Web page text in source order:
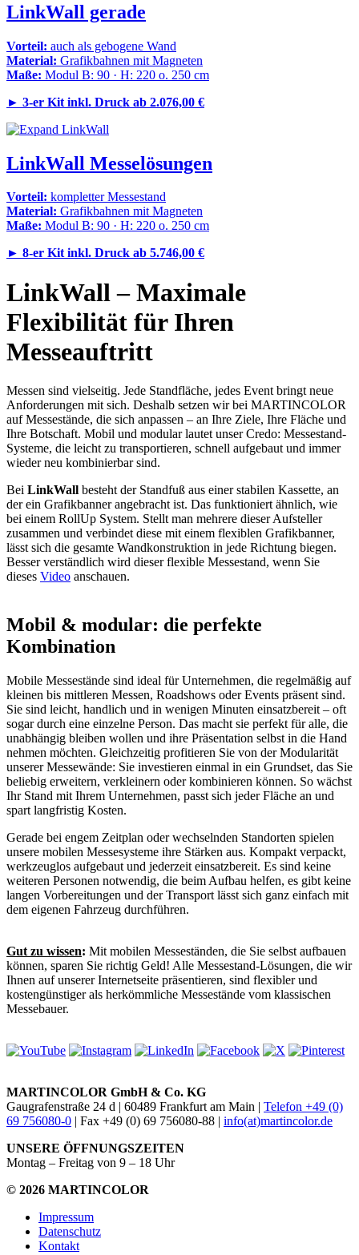
LinkWall gerade
Vorteil: auch als gebogene Wand
Material: Grafikbahnen mit Magneten
Maße: Modul B: 90 · H: 220 o. 250 cm
► 3-er Kit inkl. Druck ab 2.076,00 €
LinkWall Messelösungen
Vorteil: kompletter Messestand
Material: Grafikbahnen mit Magneten
Maße: Modul B: 90 · H: 220 o. 250 cm
► 8-er Kit inkl. Druck ab 5.746,00 €
LinkWall – Maximale
Flexibilität für Ihren
Messeauftritt
Messen sind vielseitig. Jede Standfläche, jedes Event bringt neue
Anforderungen mit sich. Deshalb setzen wir bei MARTINCOLOR
auf Messestände, die sich anpassen – an Ihre Ziele, Ihre Fläche und
Ihre Botschaft. Mobil und modular lautet unser Credo: Messestand-
Systeme, die leicht zu transportieren, schnell aufgebaut und immer
wieder neu kombinierbar sind.
Bei LinkWall besteht der Standfuß aus einer stabilen Kassette, an
der ein Grafikbanner angebracht ist. Das funktioniert ähnlich, wie
bei einem RollUp System. Stellt man mehrere dieser Aufsteller
zusammen und verbindet diese mit einem flexiblen Grafikbanner,
lässt sich die gesamte Wandkonstruktion in jede Richtung biegen.
Besser verständlich wird dieser flexible Messestand, wenn Sie
dieses Video anschauen.
Mobil & modular: die perfekte
Kombination
Mobile Messestände sind ideal für Unternehmen, die regelmäßig auf
kleinen bis mittleren Messen, Roadshows oder Events präsent sind.
Sie sind leicht, handlich und in wenigen Minuten einsatzbereit – oft
sogar durch eine einzelne Person. Das macht sie perfekt für alle, die
unabhängig bleiben wollen und ihre Präsentation selbst in die Hand
nehmen möchten. Gleichzeitig profitieren Sie von der Modularität
unserer Messewände: Sie investieren einmal in ein Grundset, das Sie
beliebig erweitern, verkleinern oder kombinieren können. So wächst
Ihr Stand mit Ihrem Unternehmen, passt sich jeder Fläche an und
spart langfristig Kosten.
Gerade bei engem Zeitplan oder wechselnden Standorten spielen
unsere mobilen Messesysteme ihre Stärken aus. Kompakt verpackt,
werkzeuglos aufgebaut und jederzeit einsatzbereit. Es sind keine
weiteren Personen notwendig, die beim Aufbau helfen, es gibt keine
langen Vorbereitungen und der Transport lässt sich ganz einfach mit
dem eigenen Fahrzeug durchführen.
Gut zu wissen: Mit mobilen Messeständen, die Sie selbst aufbauen
können, sparen Sie richtig Geld! Alle Messestand-Lösungen, die wir
Ihnen auf unserer Internetseite präsentieren, sind flexibler und
kostengünstiger als herkömmliche Messestände vom klassischen
Messebauer.
MARTINCOLOR GmbH & Co. KG
Gaugrafenstraße 24 d | 60489 Frankfurt am Main | Telefon +49 (0)
69 756080-0 | Fax +49 (0) 69 756080-88 | info(at)martincolor.de
UNSERE ÖFFNUNGSZEITEN
Montag – Freitag von 9 – 18 Uhr
© 2026 MARTINCOLOR
Impressum
Datenschutz
Kontakt